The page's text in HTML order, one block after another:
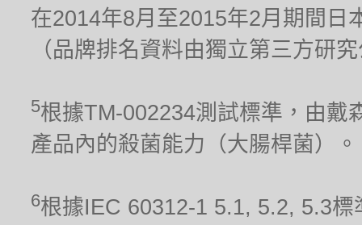
在2014年8月至2015年2月期間日
（品牌排名資料由獨立第三方研
5根據TM-002234測試標準，由戴
產品內的殺菌能力（大腸桿菌）。
6根據IEC 60312-1 5.1, 5.2, 5.3